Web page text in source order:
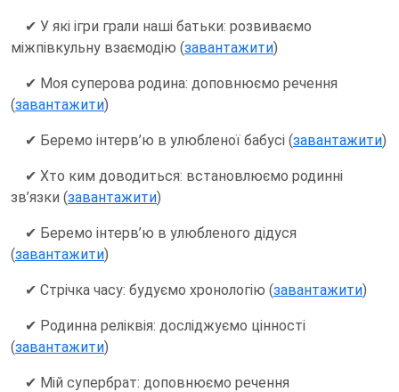
✔ У які ігри грали наші батьки: розвиваємо
міжпівкульну взаємодію (завантажити)
✔ Моя суперова родина: доповнюємо речення
(завантажити)
✔ Беремо інтерв’ю в улюбленої бабусі (завантажити)
✔ Хто ким доводиться: встановлюємо родинні
зв’язки (завантажити)
✔ Беремо інтерв’ю в улюбленого дідуся
(завантажити)
✔ Стрічка часу: будуємо хронологію (завантажити)
✔ Родинна реліквія: досліджуємо цінності
(завантажити)
✔ Мій супербрат: доповнюємо речення